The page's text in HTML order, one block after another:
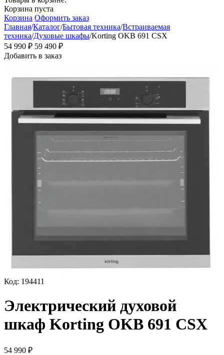
Корзина пуста
Корзина Оформить заказ
Главная/Каталог/Бытовая техника/Встраиваемая
техника/Духовые шкафы/Korting OKB 691 CSX
54 990 ₽ 59 490 ₽
Добавить в заказ
Код: 194411
Электрический духовой
шкаф Korting OKB 691 CSX
54 990 ₽